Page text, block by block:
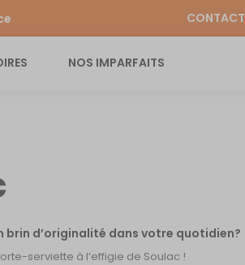
CONTACT
NOS IMPARFAITS
brin d’originalité dans votre quotidien?
serviette à l’effigie de Soulac !